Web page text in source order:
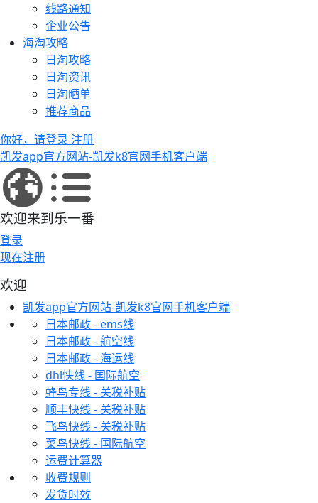
线路通知
企业公告
海淘攻略
日淘攻略
日淘资讯
日淘晒单
推荐商品
你好，请登录 注册
凯发app官方网站-凯发k8官网手机客户端
欢迎来到乐一番
登录
现在注册
欢迎
凯发app官方网站-凯发k8官网手机客户端
日本邮政 - ems线
日本邮政 - 航空线
日本邮政 - 海运线
dhl快线 - 国际航空
蜂鸟专线 - 关税补贴
顺丰快线 - 关税补贴
飞鸟快线 - 关税补贴
菜鸟快线 - 国际航空
运费计算器
收费规则
发货时效